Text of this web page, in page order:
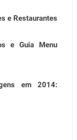
e Restaurantes
e Guia Menu
em 2014: